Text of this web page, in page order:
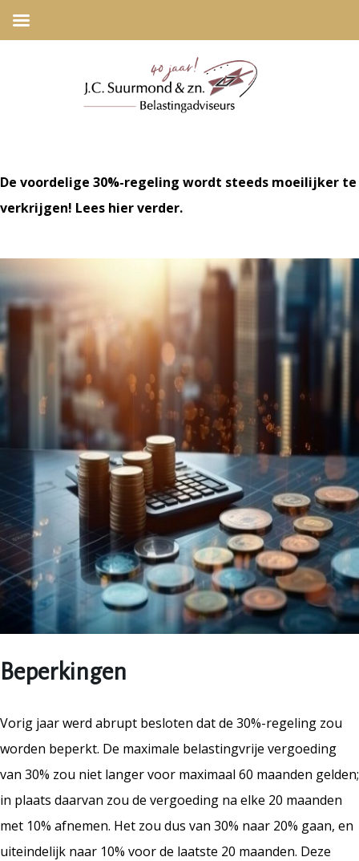
De voordelige 30%-regeling wordt steeds moeilijker te
verkrijgen! Lees hier verder.
Beperkingen
Vorig jaar werd abrupt besloten dat de 30%-regeling zou
worden beperkt. De maximale belastingvrije vergoeding
van 30% zou niet langer voor maximaal 60 maanden gelden;
in plaats daarvan zou de vergoeding na elke 20 maanden
met 10% afnemen. Het zou dus van 30% naar 20% gaan, en
uiteindelijk naar 10% voor de laatste 20 maanden. Deze